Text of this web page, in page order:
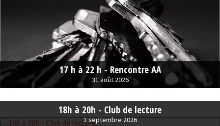
17 h à 22 h - Rencontre AA
31 août 2026
18h à 20h - Club de lecture
1 septembre 2026